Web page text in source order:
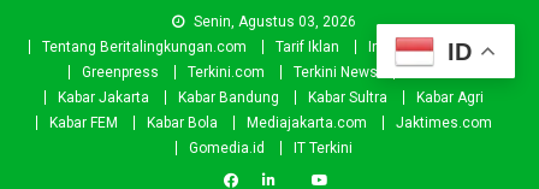
Senin, Agustus 03, 2026
Tentang Beritalingkungan.com
Tarif Iklan Investor
Donasi
Greenpress
Terkini.com Terkini News
Kabar.id
Kabar Jakarta
Kabar Bandung Kabar Sultra
Kabar Agri
Kabar FEM
Kabar Bola Mediajakarta.com
Jaktimes.com
Gomedia.id
IT Terkini
ID